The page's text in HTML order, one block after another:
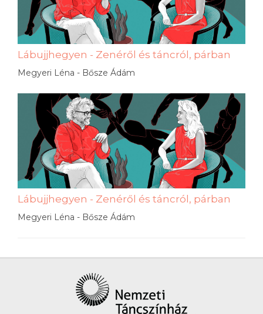
Lábujjhegyen - Zenéről és táncról, párban
Megyeri Léna - Bősze Ádám
Lábujjhegyen - Zenéről és táncról, párban
Megyeri Léna - Bősze Ádám